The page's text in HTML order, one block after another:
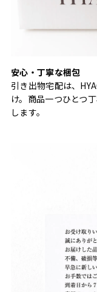
安心・丁寧な梱包
引き出物宅配は、
け。商品一つひとつ
します。